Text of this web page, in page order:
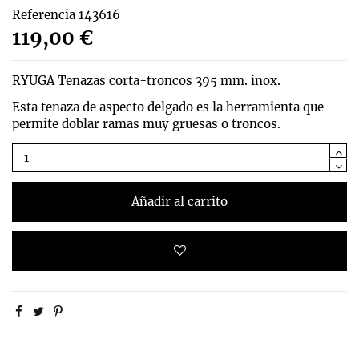
Referencia 143616
119,00 €
RYUGA Tenazas corta-troncos 395 mm. inox.
Esta tenaza de aspecto delgado es la herramienta que
permite doblar ramas muy gruesas o troncos.
Añadir al carrito